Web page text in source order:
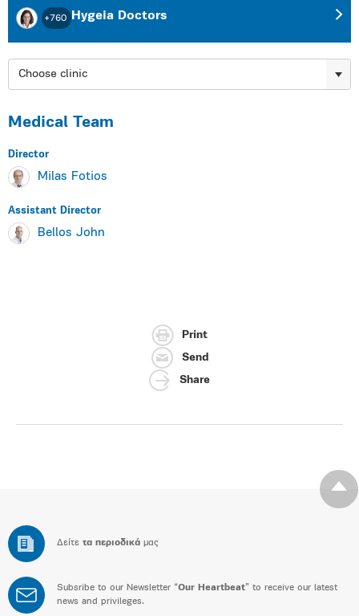
+760 Hygeia Doctors
Choose clinic
Medical Team
Director
Milas Fotios
Assistant Director
Bellos John
Print
Send
Share
Δείτε τα περιοδικά μας
Subsribe to our Newsletter “Our Heartbeat” to receive our latest
news and privileges.